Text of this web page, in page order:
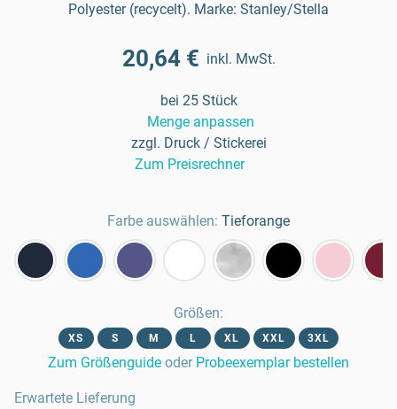
Polyester (recycelt). Marke: Stanley/Stella
20,64 € inkl. MwSt.
bei 25 Stück
Menge anpassen
zzgl. Druck / Stickerei
Zum Preisrechner
Farbe auswählen: Tieforange
Größen:
XS S M L XL XXL 3XL
Zum Größenguide oder Probeexemplar bestellen
Erwartete Lieferung